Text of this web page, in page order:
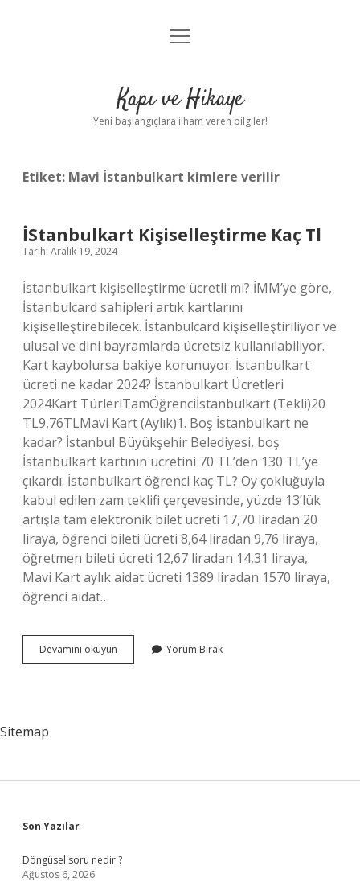
Anasayfa
Yasal Uyarı
menüyü
Kapı ve Hikaye
Yeni başlangıçlara ilham veren bilgiler!
Etiket: Mavi İstanbulkart kimlere verilir
İStanbulkart Kişiselleştirme Kaç Tl
Tarih: Aralık 19, 2024
İstanbulkart kişiselleştirme ücretli mi? İMM’ye göre,
İstanbulcard sahipleri artık kartlarını
kişiselleştirebilecek. İstanbulcard kişiselleştiriliyor ve
ulusal ve dini bayramlarda ücretsiz kullanılabiliyor.
Kart kaybolursa bakiye korunuyor. İstanbulkart
ücreti ne kadar 2024? İstanbulkart Ücretleri
2024Kart TürleriTamÖğrenciİstanbulkart (Tekli)20
TL9,76TLMavi Kart (Aylık)1. Boş İstanbulkart ne
kadar? İstanbul Büyükşehir Belediyesi, boş
İstanbulkart kartının ücretini 70 TL’den 130 TL’ye
çıkardı. İstanbulkart öğrenci kaç TL? Oy çokluğuyla
kabul edilen zam teklifi çerçevesinde, yüzde 13’lük
artışla tam elektronik bilet ücreti 17,70 liradan 20
liraya, öğrenci bileti ücreti 8,64 liradan 9,76 liraya,
öğretmen bileti ücreti 12,67 liradan 14,31 liraya,
Mavi Kart aylık aidat ücreti 1389 liradan 1570 liraya,
öğrenci aidat…
Devamını okuyun İStanbulkart
Kişiselleştirme
Yorum Bırak
Sitemap
Sidebar
Son Yazılar
Döngüsel soru nedir ?
Ağustos 6, 2026